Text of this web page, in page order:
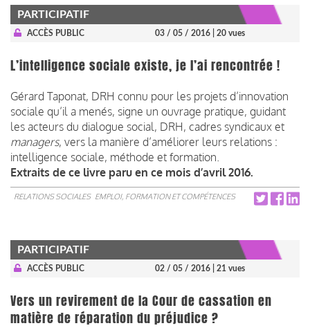
PARTICIPATIF
ACCÈS PUBLIC 03 / 05 / 2016 | 20 vues
L’intelligence sociale existe, je l’ai rencontrée !
Gérard Taponat, DRH connu pour les projets d’innovation
sociale qu’il a menés, signe un ouvrage pratique, guidant
les acteurs du dialogue social, DRH, cadres syndicaux et
managers, vers la manière d’améliorer leurs relations :
intelligence sociale, méthode et formation.
Extraits de ce livre paru en ce mois d’avril 2016.
RELATIONS SOCIALES EMPLOI, FORMATION ET COMPÉTENCES
PARTICIPATIF
ACCÈS PUBLIC 02 / 05 / 2016 | 21 vues
Vers un revirement de la Cour de cassation en
matière de réparation du préjudice ?